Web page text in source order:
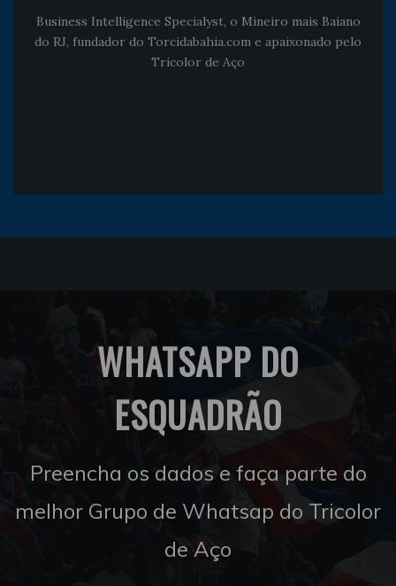
Business Intelligence Specialyst, o Mineiro mais Baiano
do RJ, fundador do Torcidabahia.com e apaixonado pelo
Tricolor de Aço
WHATSAPP DO
ESQUADRÃO
Preencha os dados e faça parte do
melhor Grupo de Whatsap do Tricolor
de Aço